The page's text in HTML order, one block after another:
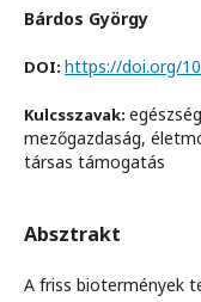
Bárdos György
DOI: https://doi.org/
Kulcsszavak:
mezőgazdaság,
társas támogatás
Absztrakt
A friss biotermények